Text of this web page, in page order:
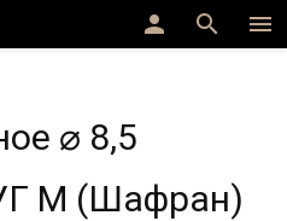
menu
search
person
⌀ 8,5
M (Шафран)